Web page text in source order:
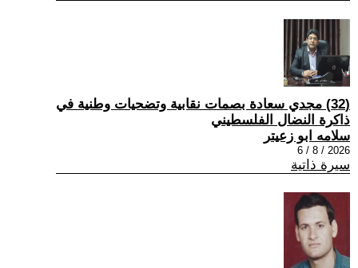
(32) مجدي سعادة بصمات نقابية وتضحيات وطنية في
ذاكرة النضال الفلسطيني
سلامه ابو زعيتر
2026 / 8 / 6
سيرة ذاتية